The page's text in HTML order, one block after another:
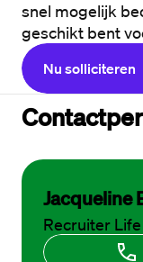
snel mogelijk
geschikt bent
Nu solliciteren
Jacqueline
Recruiter